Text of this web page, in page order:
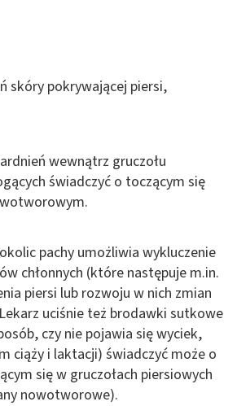
skóry pokrywającej piersi,
wewnątrz gruczołu
świadczyć o toczącym się
pachy umożliwia wykluczenie
chłonnych (które następuje m.in.
piersi lub rozwoju w nich zmian
uciśnie też brodawki sutkowe
czy nie pojawia się wyciek,
ciąży i laktacji) świadczyć może o
się w gruczołach piersiowych
nowotworowe).